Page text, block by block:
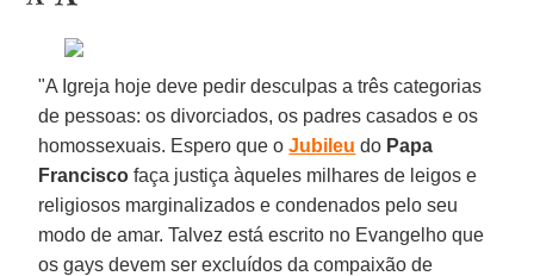
"A Igreja hoje deve pedir desculpas a três categorias
de pessoas: os divorciados, os padres casados e os
homossexuais. Espero que oJubileu do Papa
Francisco faça justiça àqueles milhares de leigos e
religiosos marginalizados e condenados pelo seu
modo de amar. Talvez está escrito no Evangelho que
os gays devem ser excluídos da compaixão de